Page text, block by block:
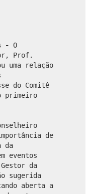
- O
Prof.
uma relação
do Comitê
primeiro
de
da
eventos
da
sugerida
aberta a